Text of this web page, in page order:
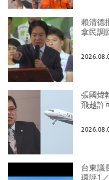
賴清德
拿民調
張國煒
飛越許
台東議
環評1